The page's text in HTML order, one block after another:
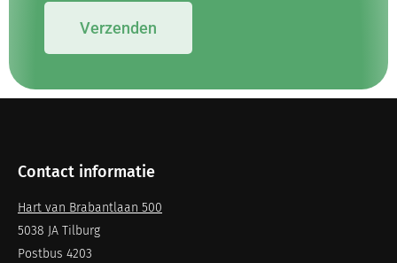
Verzenden
Contact informatie
Hart van Brabantlaan 500
5038 JA Tilburg
Postbus 4203